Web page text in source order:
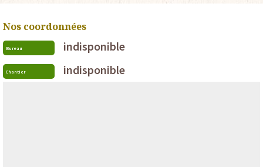
Nos coordonnées
Bureau indisponible
Chantier indisponible